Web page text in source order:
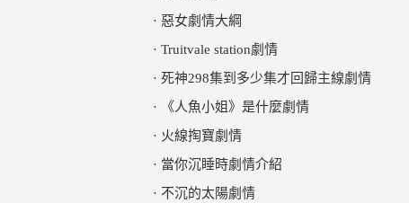
· 惡女劇情大綱
· Truitvale station劇情
· 死神298集到多少集才回歸主線劇情
·
《人魚小姐》是什麼劇情
· 火線掏寶劇情
· 當你沉睡時劇情介紹
· 不沉的太陽劇情